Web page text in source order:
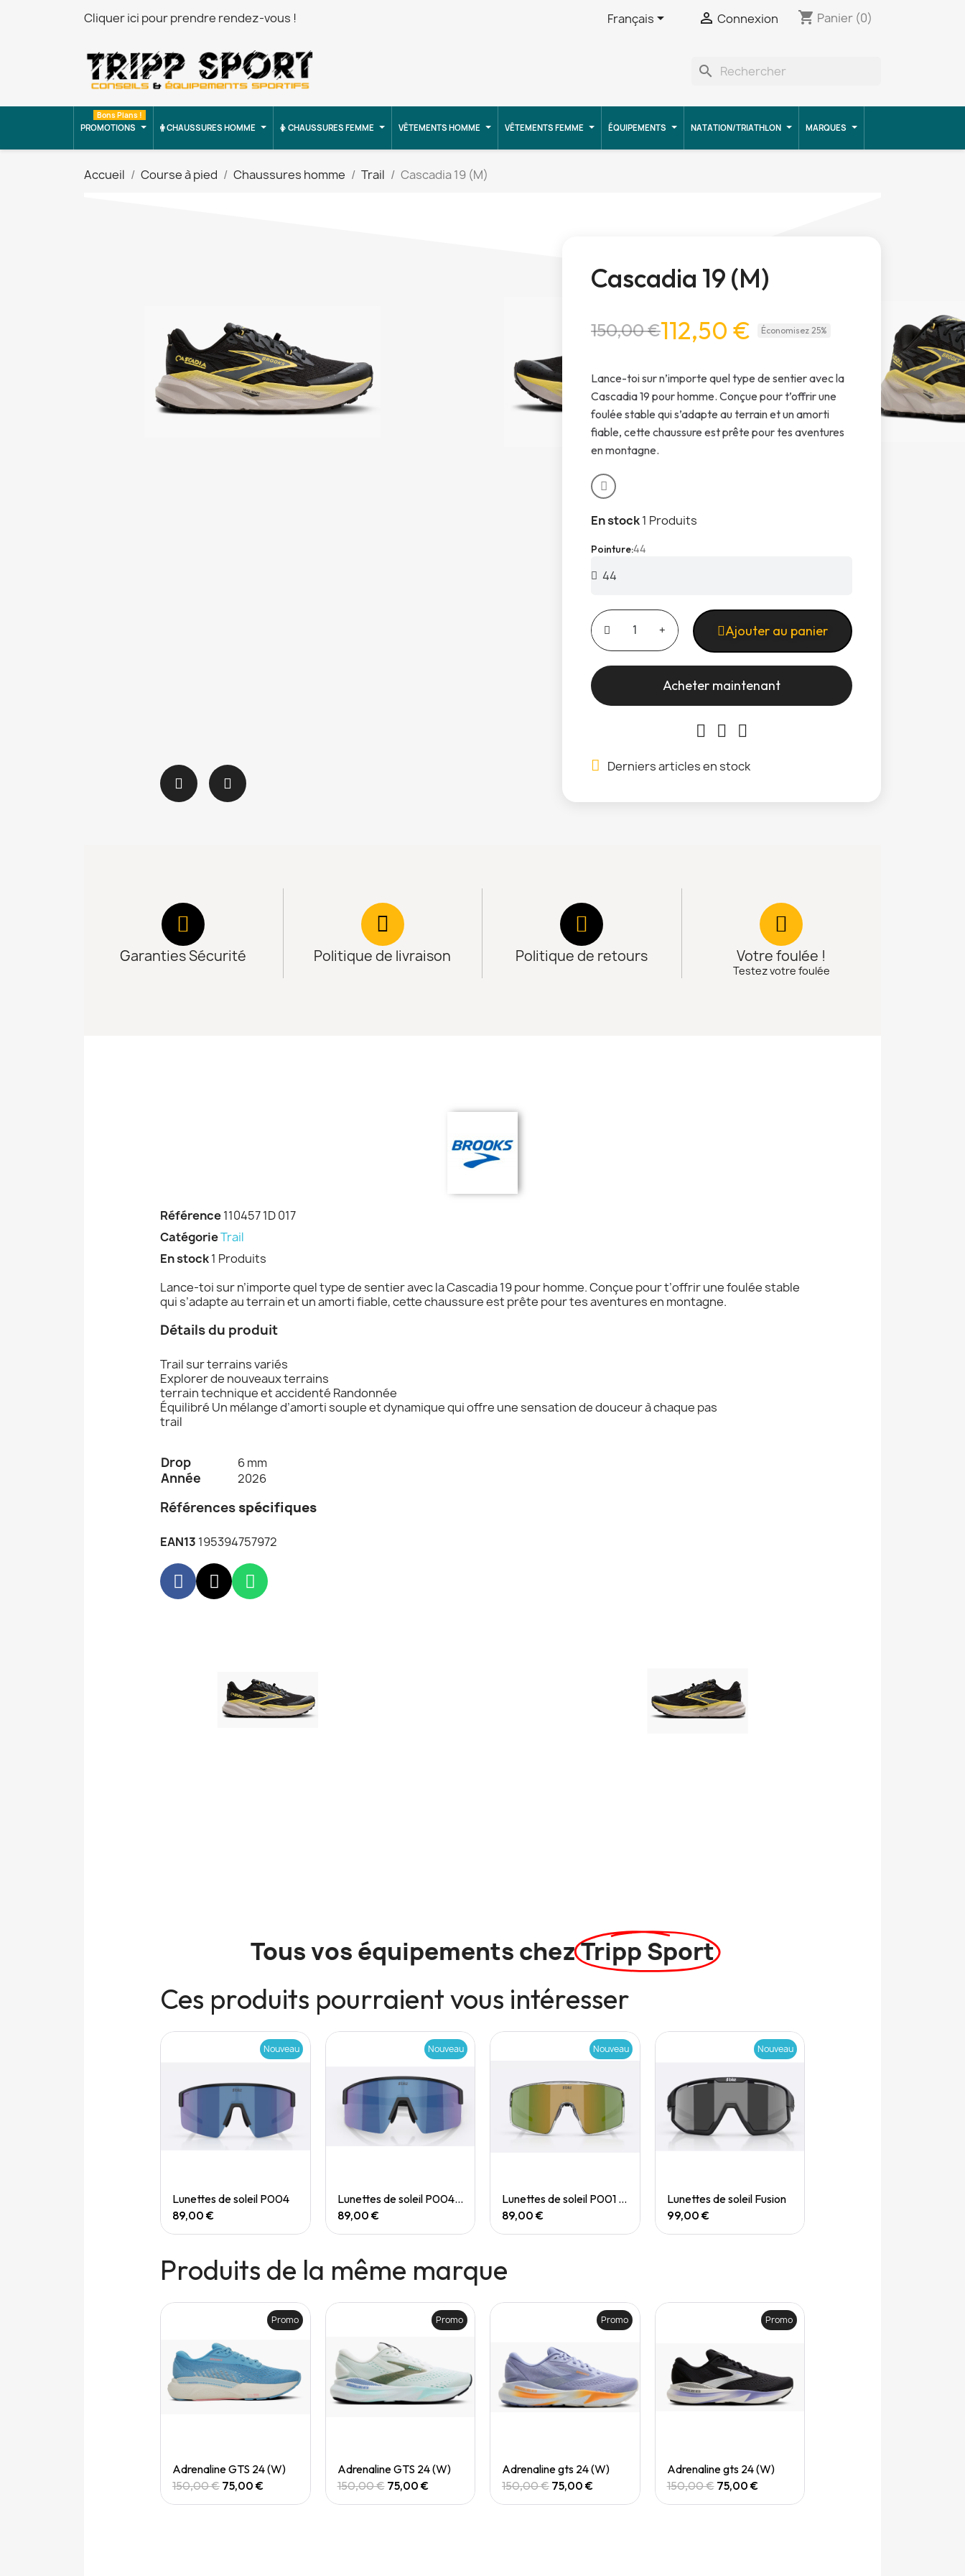
Cliquer ici pour prendre rendez-vous ! Français  Connexion shopping_cart Panier (0)
search
PROMOTIONS
Bons Plans !
CHAUSSURES HOMME CHAUSSURES FEMME VÊTEMENTS HOMME VÊTEMENTS FEMME ÉQUIPEMENTS NATATION/TRIATHLON MARQUES
Accueil Course à pied Chaussures homme Trail Cascadia 19 (M)
Cascadia 19 (M)
150,00 €112,50 € Économisez 25%
Lance-toi sur n’importe quel type de sentier avec la
Cascadia 19 pour homme. Conçue pour t’offrir une
foulée stable qui s’adapte au terrain et un amorti
fiable, cette chaussure est prête pour tes aventures
en montagne.
En stock1 Produits
Pointure44
Ajouter au panier
Acheter maintenant
Derniers articles en stock
Garanties Sécurité Politique de livraison Politique de retours Votre foulée !
Testez votre foulée
Référence110457 1D 017
CatégorieTrail
En stock1 Produits
Lance-toi sur n’importe quel type de sentier avec la Cascadia 19 pour homme. Conçue pour t’offrir une foulée stable
qui s’adapte au terrain et un amorti fiable, cette chaussure est prête pour tes aventures en montagne.
Détails du produit
Trail sur terrains variés
Explorer de nouveaux terrains
terrain technique et accidenté Randonnée
Équilibré Un mélange d’amorti souple et dynamique qui offre une sensation de douceur à chaque pas
trail
Drop 6 mm
Année 2026
Références spécifiques
EAN13 195394757972
Tous vos équipements chezTripp Sport
Ces produits pourraient vous intéresser
Quick View
Nouveau
Lunettes de soleil P004
89,00 €
Quick View
Nouveau
Lunettes de soleil P004 Small
89,00 €
Quick View
Nouveau
Lunettes de soleil P001 Small
89,00 €
Quick View
Nouveau
Lunettes de soleil Fusion
99,00 €
Produits de la même marque
Quick View
Promo
Adrenaline GTS 24 (W)
150,00 € 75,00 €
Quick View
Promo
Adrenaline GTS 24 (W)
150,00 € 75,00 €
Quick View
Promo
Adrenaline gts 24 (W)
150,00 € 75,00 €
Quick View
Promo
Adrenaline gts 24 (W)
150,00 € 75,00 €